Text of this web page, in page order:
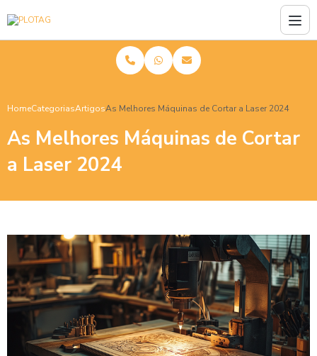
HomeCategoriasArtigosAs Melhores Máquinas de Cortar a Laser 2024
As Melhores Máquinas de Cortar
a Laser 2024